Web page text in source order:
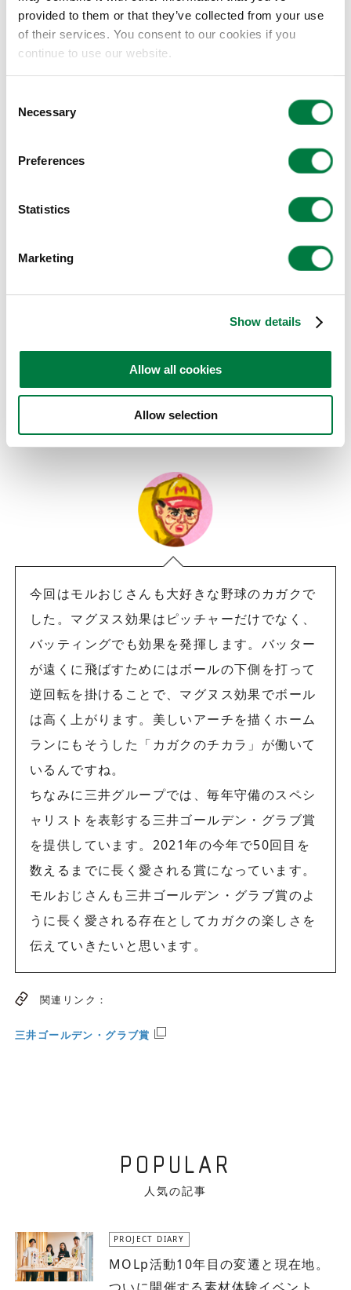
provided to them or that they’ve collected from your use
of their services. You consent to our cookies if you
continue to use our website.
Selection
Necessary
Preferences
Statistics
Marketing
Show details
Allow all cookies
Allow selection
力が働き、独特な動きが生まれているのです。ボー
ルの軌道が変化する原理がわかると野球観戦がもっ
モルおじさんのひとこと
今回はモルおじさんも大好きな野球のカガクで
した。マグヌス効果はピッチャーだけでなく、
バッティングでも効果を発揮します。バッター
が遠くに飛ばすためにはボールの下側を打って
逆回転を掛けることで、マグヌス効果でボール
は高く上がります。美しいアーチを描くホーム
ランにもそうした「カガクのチカラ」が働いて
いるんですね。
ちなみに三井グループでは、毎年守備のスペシ
ャリストを表彰する三井ゴールデン・グラブ賞
を提供しています。2021年の今年で50回目を
数えるまでに長く愛される賞になっています。
モルおじさんも三井ゴールデン・グラブ賞のよ
うに長く愛される存在としてカガクの楽しさを
伝えていきたいと思います。
関連リンク：
三井ゴールデン・グラブ賞
POPULAR
人気の記事
PROJECT DIARY
MOLp活動10年目の変遷と現在地。